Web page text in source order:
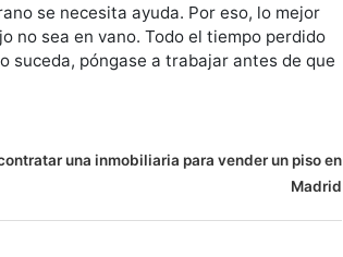
se necesita ayuda. Por eso, lo mejor
no sea en vano. Todo el tiempo perdido
suceda, póngase a trabajar antes de que
una inmobiliaria para vender un piso en
Madrid